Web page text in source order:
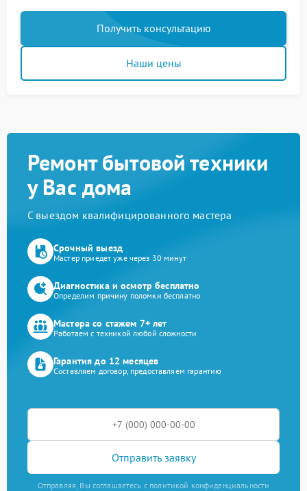
Получить консультацию
Наши цены
Ремонт бытовой техники
у Вас дома
С выездом квалифицированного мастера
Срочный выезд
Мастер приедет уже через 30 минут
Диагностика и осмотр бесплатно
Определим причину поломки бесплатно
Мастера со стажем 7+ лет
Работаем с техникой любой сложности
Гарантия до 12 месяцев
Составляем договор, предоставляем гарантию
Отправить заявку
Отправляя, Вы соглашаетесь с политикой конфиденциальности